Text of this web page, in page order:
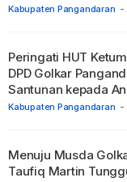
Kabupaten Pangandaran -
Kabupaten Pangandaran -
Peringati HUT
DPD Golkar
Santunan kepada
Menuju Musda
Taufiq Martin